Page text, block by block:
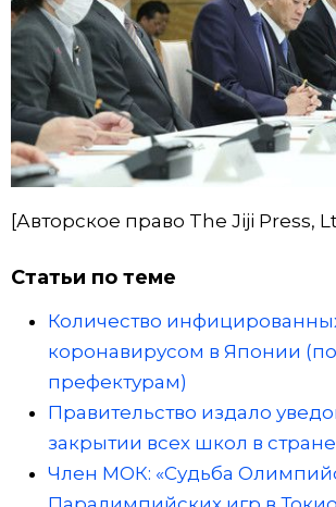
[Авторское право The Jiji Press,
Статьи по теме
Количество
коронавирусом в Японии (по
префектурам)
Правительство издало
закрытии всех школ в
Член МОК: «Судьба